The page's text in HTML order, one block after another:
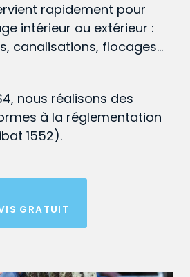
rapidement pour
intérieur ou extérieur :
canalisations, flocages…
nous réalisons des
à la réglementation
1552).
GRATUIT